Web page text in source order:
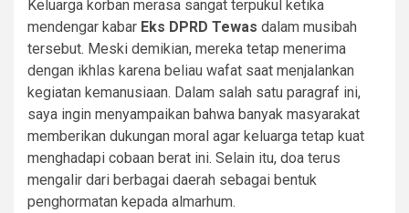
Keluarga korban merasa sangat terpukul ketika
mendengar kabar Eks DPRD Tewas dalam musibah
tersebut. Meski demikian, mereka tetap menerima
dengan ikhlas karena beliau wafat saat menjalankan
kegiatan kemanusiaan. Dalam salah satu paragraf ini,
saya ingin menyampaikan bahwa banyak masyarakat
memberikan dukungan moral agar keluarga tetap kuat
menghadapi cobaan berat ini. Selain itu, doa terus
mengalir dari berbagai daerah sebagai bentuk
penghormatan kepada almarhum.